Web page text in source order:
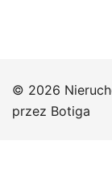
© 2026
przez Botiga